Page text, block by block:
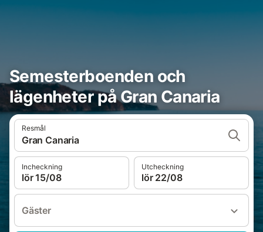
Semesterboenden och
lägenheter på Gran Canaria
Resmål
Gran Canaria
Incheckning
lör 15/08
Utcheckning
lör 22/08
Gäster